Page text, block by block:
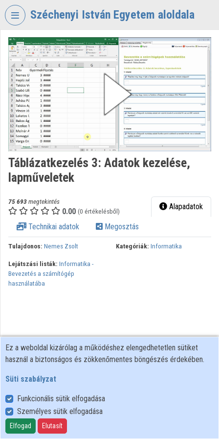
Fejléc kihagyása
Széchenyi István Egyetem aloldala
VIDEOTORIUM
SZÉCHENYI
ISTVÁN
EGYETEM
Intézményi kezdőlap
Bejelentkezés
Kategóriák
Intézményi listák
Közreműködők
Táblázatkezelés 3: Adatok kezelése,
lapműveletek
75 693megtekintés
0.00 (0 értékelésből) Alapadatok
Technikai adatok Megosztás
Tulajdonos: Nemes Zsolt Kategóriák: Informatika
Lejátszási listák: Informatika -
Bevezetés a számítógép
használatába
Felhasználói szabályzat
Adatkezelési tájékoztató
Süti szabályzat
Ez a weboldal kizárólag a működéshez elengedhetetlen sütiket
használ a biztonságos és zökkenőmentes böngészés érdekében.
Süti szabályzat
Funkcionális sütik elfogadása
Személyes sütik elfogadása
Elfogad Elutasít